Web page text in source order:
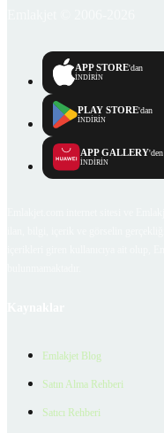
APP STORE'dan
İNDİRİN
PLAY STORE'dan
İNDİRİN
APP GALLERY'den
İNDİRİN
Emlakjet Blog
Satın Alma Rehberi
Satıcı Rehberi